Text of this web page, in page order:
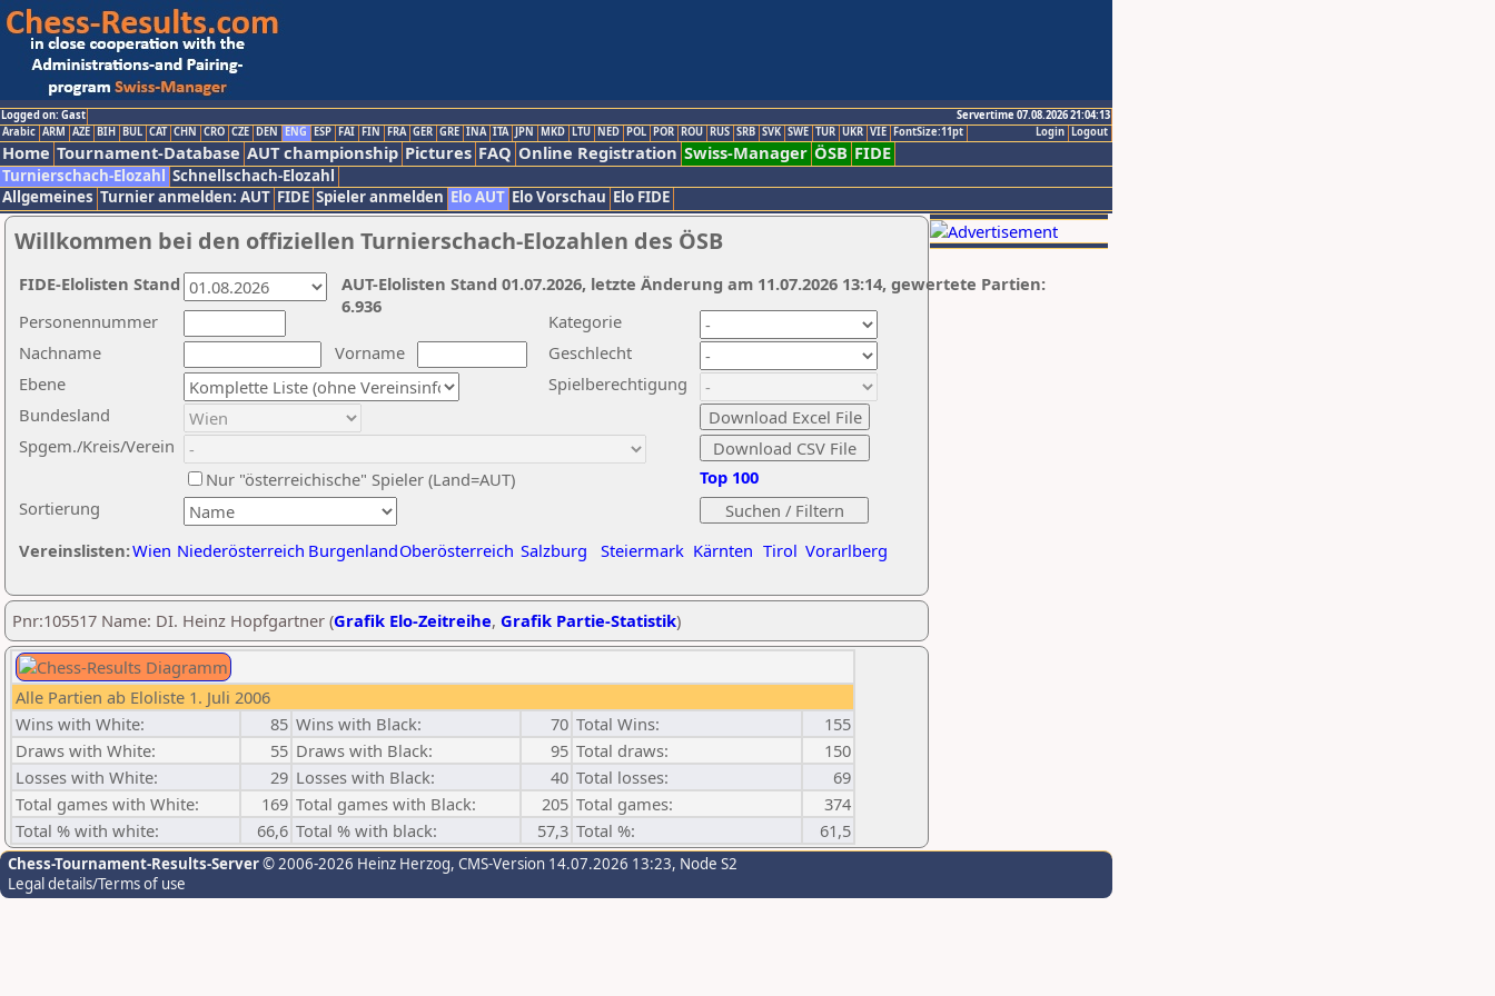
Logged on: Gast
Servertime 07.08.2026 21:04:13
Logout
Login
Arabic ARM AZE BIH BUL CAT CHN CRO CZE DEN ENG ESP FAI FIN FRA GER GRE INA ITA JPN MKD LTU NED POL POR ROU RUS SRB SVK SWE TUR UKR VIE FontSize:11pt
Home Tournament-Database AUT championship Pictures FAQ Online Registration Swiss-Manager ÖSB FIDE
Turnierschach-Elozahl Schnellschach-Elozahl
Allgemeines Turnier anmelden: AUT FIDE Spieler anmelden Elo AUT Elo Vorschau Elo FIDE
Willkommen bei den offiziellen Turnierschach-Elozahlen des ÖSB
Nachname
Vorname
Ebene
Kategorie
Sortierung
Personennummer
Bundesland
Spgem./Kreis/Verein
Geschlecht
Nur "österreichische" Spieler (Land=AUT)
Spielberechtigung
Vereinslisten:Wien Niederösterreich BurgenlandOberösterreich Salzburg Steiermark Kärnten Tirol Vorarlberg
Top 100
AUT-Elolisten Stand 01.07.2026, letzte Änderung am 11.07.2026 13:14, gewertete Partien:
6.936
FIDE-Elolisten Stand
Pnr:105517 Name: DI. Heinz Hopfgartner (Grafik Elo-Zeitreihe, Grafik Partie-Statistik)
Alle Partien ab Eloliste 1. Juli 2006
Wins with White:
85 Wins with Black: 70 Total Wins:
155
Draws with White:
55 Draws with Black: 95 Total draws:
150
Losses with White:
29 Losses with Black: 40 Total losses:
69
Total games with White:
169 Total games with Black: 205 Total games:
374
Total % with white:
66,6 Total % with black: 57,3 Total %: 61,5
Chess-Tournament-Results-Server© 2006-2026 Heinz Herzog, CMS-Version 14.07.2026 13:23, Node S2
Legal details/Terms of use